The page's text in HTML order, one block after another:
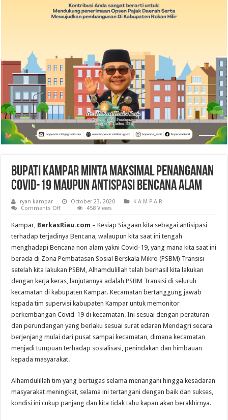
Bupati Kampar Minta Maksimal Penanganan
Covid-19 Maupun Antispasi Bencana Alam
ryan kampar October 23, 2020
K A M P A R
Comments Offon
Kampar
Minta
Maksimal
Penanganan
Covid-
Maupun
Antispasi
Bencana
Alam
458 Views
Kampar, BerkasRiau.com – Kesiap Siagaan kita sebagai antisipasi
terhadap terjadinya Bencana, walaupun kita saat ini tengah
menghadapi Bencana non alam yakni Covid-19, yang mana kita saat ini
berada di Zona Pembatasan Sosial Berskala Mikro (PSBM) Transisi
setelah kita lakukan PSBM, Alhamdulillah telah berhasil kita lakukan
dengan kerja keras, lanjutannya adalah PSBM Transisi di seluruh
kecamatan di kabupaten Kampar. Kecamatan bertanggung jawab
kepada tim supervisi kabupaten Kampar untuk memonitor
perkembangan Covid-19 di kecamatan. Ini sesuai dengan peraturan
dan perundangan yang berlaku sesuai surat edaran Mendagri secara
berjenjang mulai dari pusat sampai kecamatan, dimana kecamatan
menjadi tumpuan terhadap sosialisasi, penindakan dan himbauan
kepada masyarakat.
Alhamdulillah tim yang bertugas selama menangani hingga kesadaran
masyarakat meningkat, selama ini tertangani dengan baik dan sukses,
kondisi ini cukup panjang dan kita tidak tahu kapan akan berakhirnya.